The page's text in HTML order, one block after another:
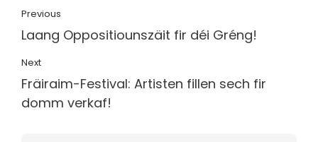
Previous
Laang Oppositiounszäit fir déi Gréng!
Next
Fräiraim-Festival: Artisten fillen sech fir
domm verkaf!